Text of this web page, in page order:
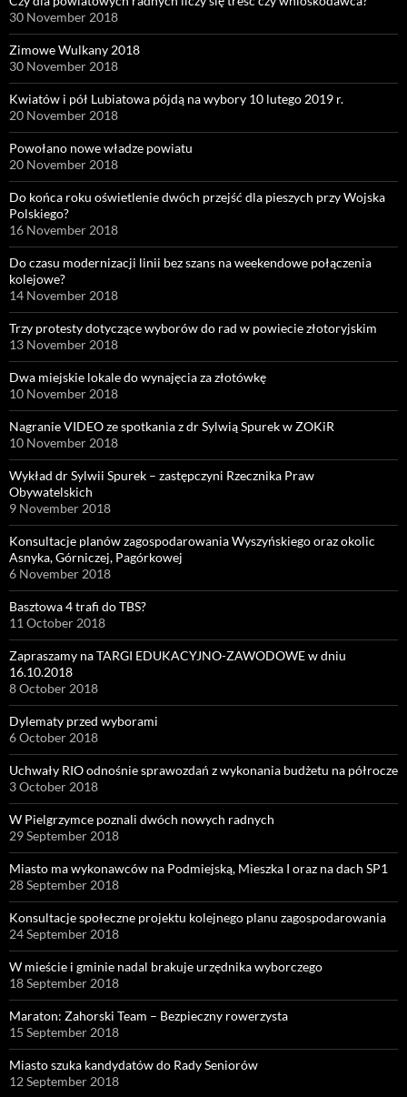
30 November 2018
Zimowe Wulkany 2018
30 November 2018
Kwiatów i pół Lubiatowa pójdą na wybory 10 lutego 2019 r.
20 November 2018
Powołano nowe władze powiatu
20 November 2018
Do końca roku oświetlenie dwóch przejść dla pieszych przy Wojska
Polskiego?
16 November 2018
Do czasu modernizacji linii bez szans na weekendowe połączenia
kolejowe?
14 November 2018
Trzy protesty dotyczące wyborów do rad w powiecie złotoryjskim
13 November 2018
Dwa miejskie lokale do wynajęcia za złotówkę
10 November 2018
Nagranie VIDEO ze spotkania z dr Sylwią Spurek w ZOKiR
10 November 2018
Wykład dr Sylwii Spurek – zastępczyni Rzecznika Praw
Obywatelskich
9 November 2018
Konsultacje planów zagospodarowania Wyszyńskiego oraz okolic
Asnyka, Górniczej, Pagórkowej
6 November 2018
Basztowa 4 trafi do TBS?
11 October 2018
Zapraszamy na TARGI EDUKACYJNO-ZAWODOWE w dniu
16.10.2018
8 October 2018
Dylematy przed wyborami
6 October 2018
Uchwały RIO odnośnie sprawozdań z wykonania budżetu na półrocze
3 October 2018
W Pielgrzymce poznali dwóch nowych radnych
29 September 2018
Miasto ma wykonawców na Podmiejską, Mieszka I oraz na dach SP1
28 September 2018
Konsultacje społeczne projektu kolejnego planu zagospodarowania
24 September 2018
W mieście i gminie nadal brakuje urzędnika wyborczego
18 September 2018
Maraton: Zahorski Team – Bezpieczny rowerzysta
15 September 2018
Miasto szuka kandydatów do Rady Seniorów
12 September 2018